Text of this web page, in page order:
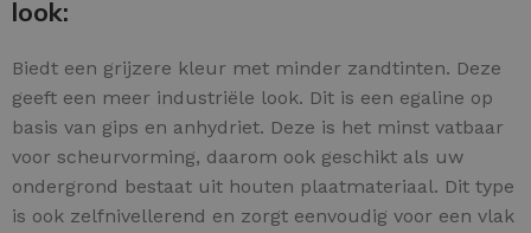
look:
Biedt een grijzere kleur met minder zandtinten. Deze
geeft een meer industriële look. Dit is een egaline op
basis van gips en anhydriet. Deze is het minst vatbaar
voor scheurvorming, daarom ook geschikt als uw
ondergrond bestaat uit houten plaatmateriaal. Dit type
is ook zelfnivellerend en zorgt eenvoudig voor een vlak